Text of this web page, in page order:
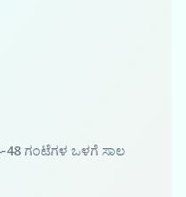
48 ಗಂಟೆಗಳ ಒಳಗೆ ಸಾಲ